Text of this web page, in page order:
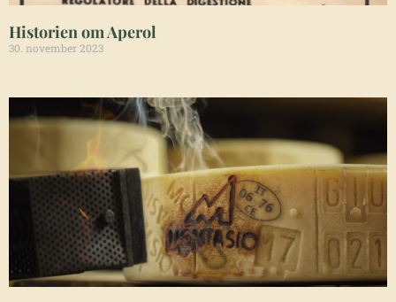
Historien om Aperol
30. november 2023